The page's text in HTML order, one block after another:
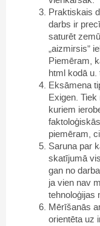
Praktiskais
darbs ir
saturēt
„aizmirsis”
Piemēram,
html kodā u.
Eksāmena
Exigen.
kuriem
piemēram,
Saruna par
skatījumā
gan no
ja vien nav
tehnoloģijas
Mērīšanās
orientēta uz